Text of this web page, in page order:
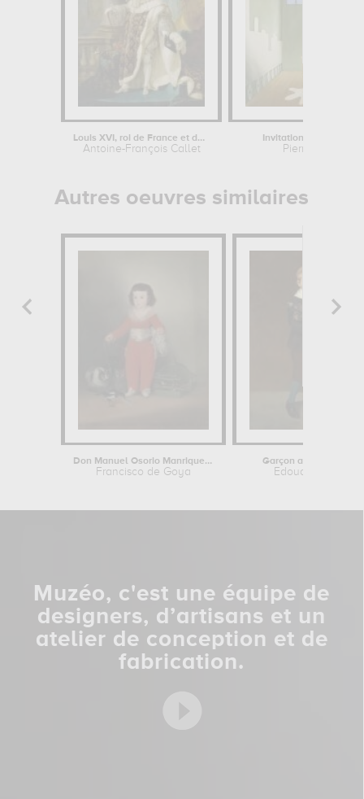
Louis XVI, roi de France et de...
Antoine-François Callet
Invitation au voyage
Pierre Roy
Autres oeuvres similaires
Don Manuel Osorio Manrique de Zuniga,...
Francisco de Goya
Garçon avec une épée
Edouard Manet
Muzéo, c'est une équipe de
designers, d’artisans et un
atelier de conception et de
fabrication.